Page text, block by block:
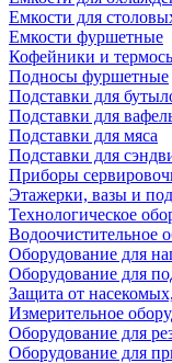
Емкости для
Емкости фуршетные
Кофейники и
Подносы фуршетные
Подставки для
Подставки для
Подставки для мяса
Подставки для
Приборы
Этажерки, вазы и
Технологическое
Водоочистительное
Оборудование для
Оборудование для
Защита от
Измерительное
Оборудование для
Оборудование для